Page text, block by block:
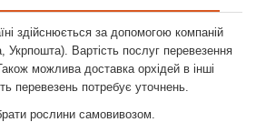
здійснюється за допомогою компаній
Укрпошта). Вартість послуг перевезення
можлива доставка орхідей в інші
перевезень потребує уточнень.
рослини самовивозом.